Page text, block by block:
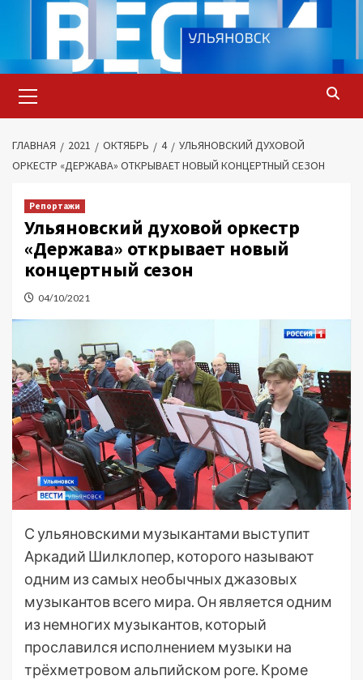
содержимому
меню
ГЛАВНАЯ 2021 ОКТЯБРЬ 4
УЛЬЯНОВСКИЙ ДУХОВОЙ
ОРКЕСТР «ДЕРЖАВА» ОТКРЫВАЕТ НОВЫЙ КОНЦЕРТНЫЙ СЕЗОН
Репортажи
Ульяновский духовой оркестр
«Держава» открывает новый
концертный сезон
04/10/2021
С ульяновскими музыкантами выступит
Аркадий Шилклопер, которого называют
одним из самых необычных джазовых
музыкантов всего мира. Он является одним
из немногих музыкантов, который
прославился исполнением музыки на
трёхметровом альпийском роге. Кроме